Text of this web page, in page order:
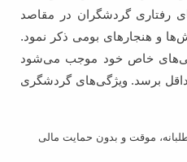
رفتاری گردشگران در مقاصد
و هنجارهای بومی ذکر نمود.
خاص خود موجب می‌شود
برسد. ویژگی‌های گردشگری
موقت و بدون حمایت مالی